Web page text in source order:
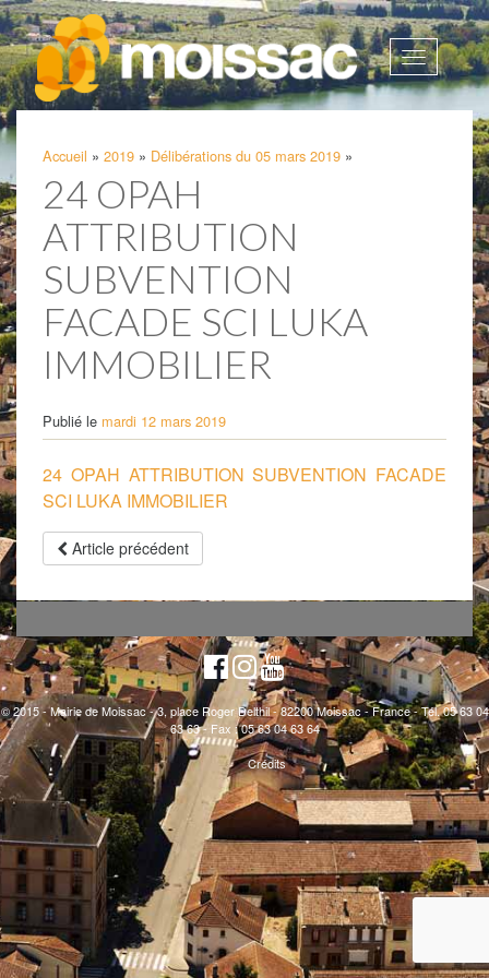
Afficher
la
Accueil » 2019 » Délibérations du 05 mars 2019 »
24 OPAH
ATTRIBUTION
SUBVENTION
FACADE SCI LUKA
IMMOBILIER
Publié le mardi 12 mars 2019
24 OPAH ATTRIBUTION SUBVENTION FACADE
SCI LUKA IMMOBILIER
Article précédent
© 2015 - Mairie de Moissac - 3, place Roger Delthil - 82200 Moissac - France - Tél. 05 63 04
63 63 - Fax : 05 63 04 63 64
Crédits